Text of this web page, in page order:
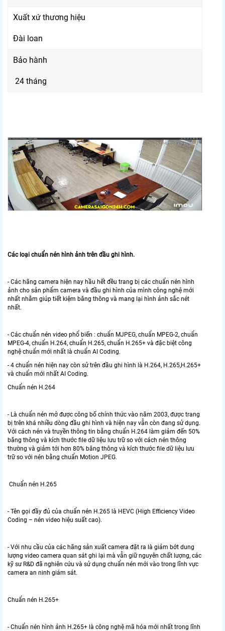
Xuất xứ thương hiệu
Đài loan
Bảo hành
24 tháng
Các loại chuẩn nén hình ảnh trên đầu ghi hình.
- Các hãng camera hiện nay hầu hết đều trang bị các chuẩn nén hình
ảnh cho sản phẩm camera và đầu ghi hình của mình công nghệ mới
nhất nhằm giúp tiết kiệm băng thông và mang lại hình ảnh sắc nét
nhất.
- Các chuẩn nén video phổ biến : chuẩn MJPEG, chuẩn MPEG-2, chuẩn
MPEG-4, chuẩn H.264, chuẩn H.265, chuẩn H.265+ và đặc biệt công
nghệ chuẩn mới nhất là chuẩn AI Coding.
- 4 chuẩn nén hiện nay còn sử trên đầu ghi hình là H.264, H.265,H.265+
và chuẩn mới nhất AI Coding.
Chuẩn nén H.264
- Là chuẩn nén mở được công bố chính thức vào năm 2003, được trang
bị trên khá nhiều dòng đầu ghi hình và hiện nay vẫn còn đang sử dụng.
Với cách nén và truyền thông tin bằng chuẩn H.264 làm giảm đến 50%
băng thông và kích thước file dữ liệu lưu trữ so với cách nén thông
thường và giảm tới hơn 80% băng thông và kích thước file dữ liệu lưu
trữ so với nén bằng chuẩn Motion JPEG.
Chuẩn nén H.265
- Tên gọi đầy đủ của chuẩn nén H.265 là HEVC (High Efficiency Video
Coding – nén video hiệu suất cao).
- Với nhu cầu của các hãng sản xuất camera đặt ra là giảm bớt dung
lượng video camera quan sát ghi lại mà vẫn giữ nguyên chất lượng, các
kỹ sư R&D đã nghiên cứu và sử dụng chuẩn nén mới vào trong lĩnh vực
camera an ninh giám sát.
Chuẩn nén H.265+
- Chuẩn nén hình ảnh H.265+ là công nghệ mã hóa mới nhất trong lĩnh